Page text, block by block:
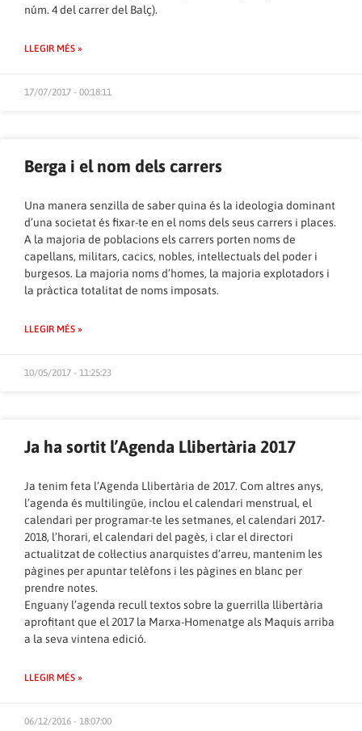
núm. 4 del carrer del Balç).
LLEGIR MÉS »
17/07/2017 - 00:18:11
Berga i el nom dels carrers
Una manera senzilla de saber quina és la ideologia dominant
d’una societat és fixar-te en el noms dels seus carrers i places.
A la majoria de poblacions els carrers porten noms de
capellans, militars, cacics, nobles, intel·lectuals del poder i
burgesos. La majoria noms d’homes, la majoria explotadors i
la pràctica totalitat de noms imposats.
LLEGIR MÉS »
10/05/2017 - 11:25:23
Ja ha sortit l’Agenda Llibertària 2017
Ja tenim feta l’Agenda Llibertària de 2017. Com altres anys,
l’agenda és multilingüe, inclou el calendari menstrual, el
calendari per programar-te les setmanes, el calendari 2017-
2018, l’horari, el calendari del pagès, i clar el directori
actualitzat de col·lectius anarquistes d’arreu, mantenim les
pàgines per apuntar telèfons i les pàgines en blanc per
prendre notes.
Enguany l’agenda recull textos sobre la guerrilla llibertària
aprofitant que el 2017 la Marxa-Homenatge als Maquis arriba
a la seva vintena edició.
LLEGIR MÉS »
06/12/2016 - 18:07:00